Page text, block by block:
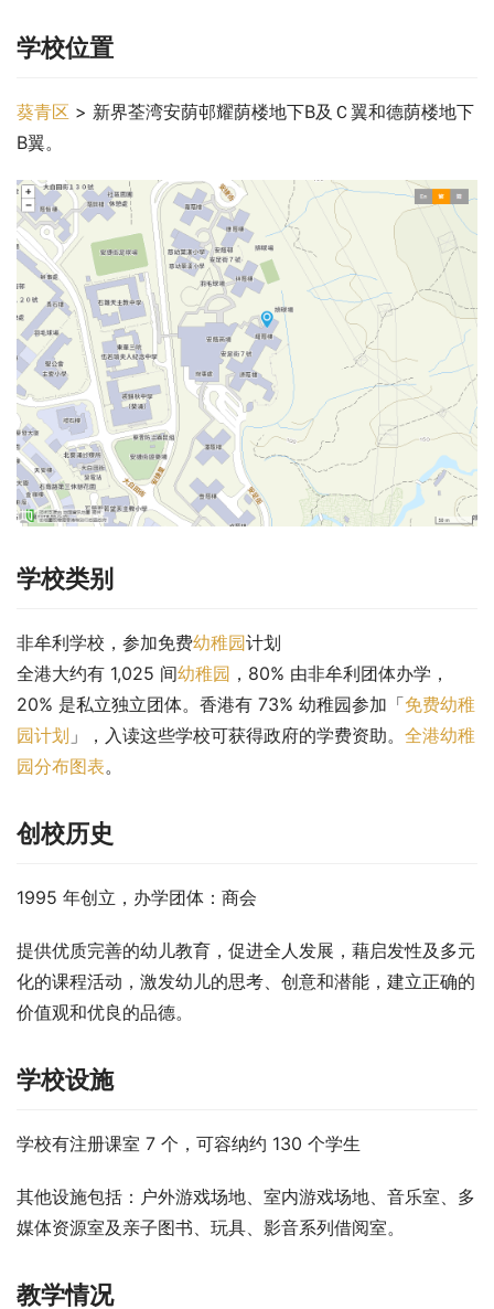
学校位置
葵青区 > 新界荃湾安荫邨耀荫楼地下B及Ｃ翼和德荫楼地下
B翼。
学校类别
非牟利学校，参加免费幼稚园计划
全港大约有 1,025 间幼稚园 ，80% 由非牟利团体办学，
20% 是私立独立团体。香港有 73% 幼稚园参加「免费幼稚
园计划 」，入读这些学校可获得政府的学费资助。 全港幼稚
园分布图表。
创校历史
1995 年创立，办学团体：商会
提供优质完善的幼儿教育，促进全人发展，藉启发性及多元
化的课程活动，激发幼儿的思考、创意和潜能，建立正确的
价值观和优良的品德。
学校设施
学校有注册课室 7 个，可容纳约 130 个学生
其他设施包括：户外游戏场地、室内游戏场地、音乐室、多
媒体资源室及亲子图书、玩具、影音系列借阅室。
教学情况